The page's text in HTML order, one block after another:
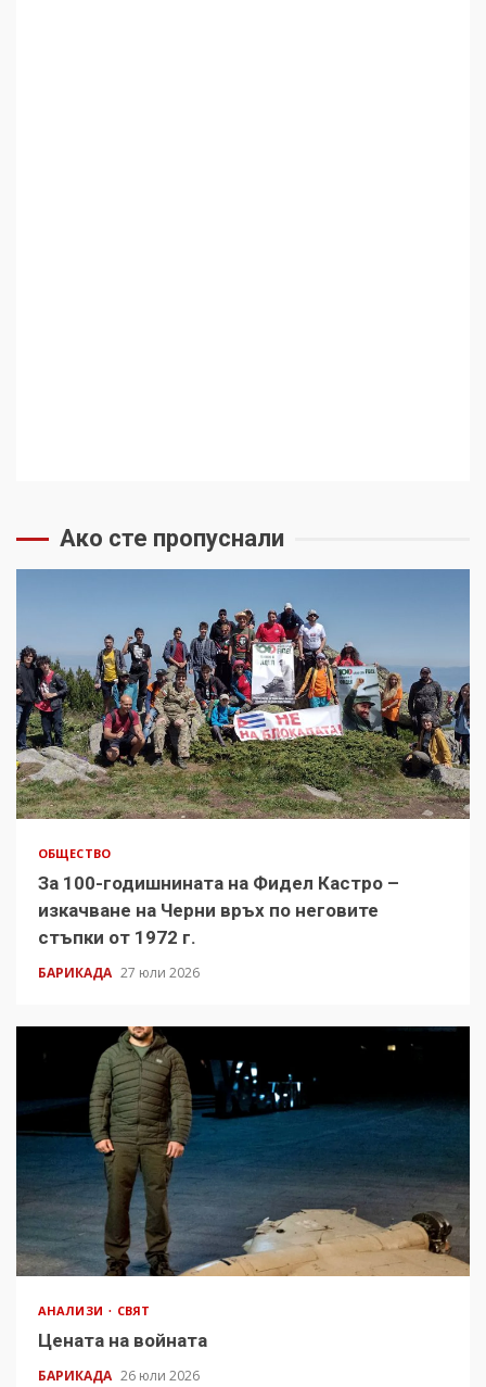
Ако сте пропуснали
ОБЩЕСТВО
За 100-годишнината на Фидел Кастро –
изкачване на Черни връх по неговите
стъпки от 1972 г.
БАРИКАДА 27 юли 2026
АНАЛИЗИ СВЯТ
Цената на войната
БАРИКАДА 26 юли 2026